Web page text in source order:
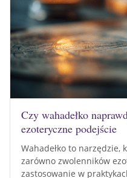
Czy wahadełko
ezoteryczne podejście
Wahadełko to narzędzie,
zarówno zwolenników
zastosowanie w